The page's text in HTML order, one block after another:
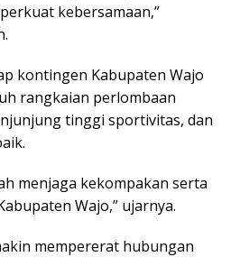
kebersamaan,”
kontingen Kabupaten Wajo
rangkaian perlombaan
tinggi sportivitas, dan
menjaga kekompakan serta
Wajo,” ujarnya.
mempererat hubungan